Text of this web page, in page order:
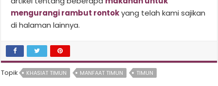
mengurangi rambut rontokyang telah kami sajikan
di halaman lainnya.
Topik KHASIAT TIMUN MANFAAT TIMUN TIMUN